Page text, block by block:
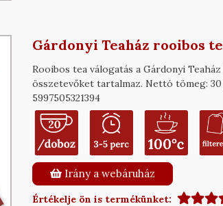
Gárdonyi Teaház rooibos
Rooibos tea válogatás a Gárdonyi
összetevőket tartalmaz. Nettó tömeg:
5997505321394
Irány a webáruház
Értékelje ön is termékünket: